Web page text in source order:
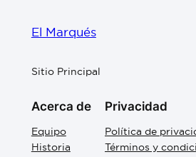
El Marqués
Sitio Principal
Acerca de
Equipo
Historia
Privacidad
Política de
Términos y